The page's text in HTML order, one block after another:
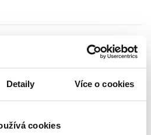
Detaily Více o cookies
cookies